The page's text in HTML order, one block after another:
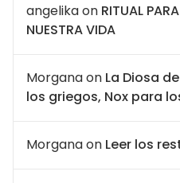
angelikaon RITUAL
NUESTRA VIDA
Morganaon La Diosa
los griegos, Nox para
Morganaon Leer los